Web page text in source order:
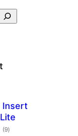
Insert
(9arvosanat
yhteensä
)